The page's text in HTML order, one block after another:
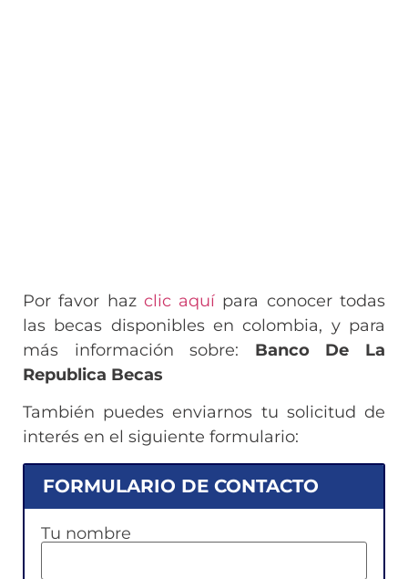
Por favor haz clic aquí para conocer todas
las becas disponibles en colombia, y para
más información sobre: Banco De La
Republica Becas
También puedes enviarnos tu solicitud de
interés en el siguiente formulario:
FORMULARIO DE CONTACTO
Tu nombre